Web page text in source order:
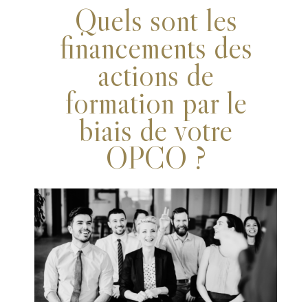
Quels sont les
financements des
actions de
formation par le
biais de votre
OPCO ?